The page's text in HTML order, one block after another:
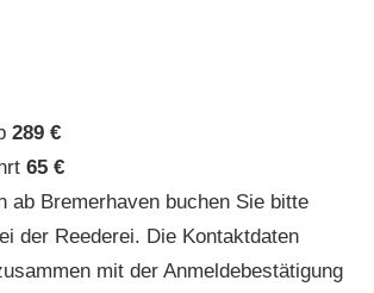
289 €
65 €
ab Bremerhaven buchen Sie bitte
der Reederei. Die Kontaktdaten
mit der Anmeldebestätigung